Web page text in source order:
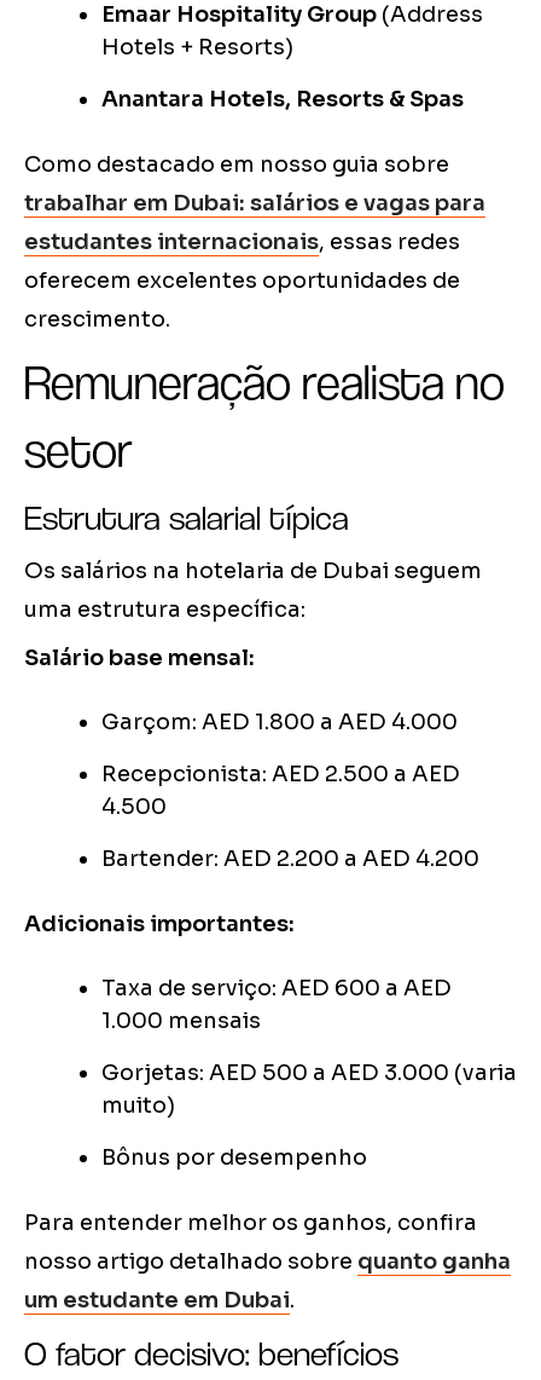
Emaar Hospitality Group (Address
Hotels + Resorts)
Anantara Hotels, Resorts & Spas
Como destacado em nosso guia sobre
trabalhar em Dubai: salários e vagas para
estudantes internacionais, essas redes
oferecem excelentes oportunidades de
crescimento.
Remuneração realista no
setor
Estrutura salarial típica
Os salários na hotelaria de Dubai seguem
uma estrutura específica:
Salário base mensal:
Garçom: AED 1.800 a AED 4.000
Recepcionista: AED 2.500 a AED
4.500
Bartender: AED 2.200 a AED 4.200
Adicionais importantes:
Taxa de serviço: AED 600 a AED
1.000 mensais
Gorjetas: AED 500 a AED 3.000 (varia
muito)
Bônus por desempenho
Para entender melhor os ganhos, confira
nosso artigo detalhado sobre quanto ganha
um estudante em Dubai.
O fator decisivo: benefícios